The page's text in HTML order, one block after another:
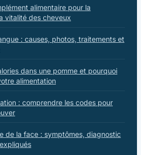
alimentaire pour la
vitalité des cheveux
: causes, photos, traitements et
dans une pomme et pourquoi
alimentation
: comprendre les codes pour
de la face : symptômes, diagnostic